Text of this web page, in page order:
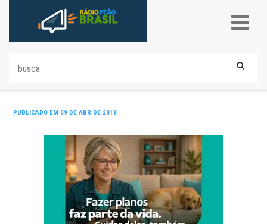
PUBLICADO EM 09 DE ABR DE 2018